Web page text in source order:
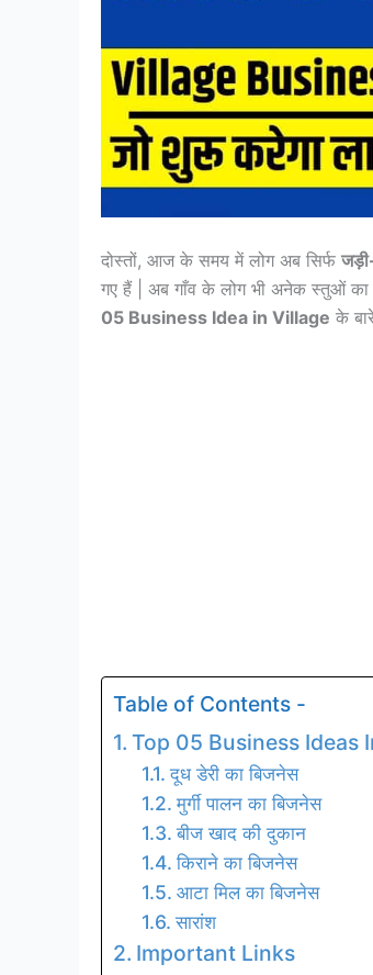
दोस्तों, आज के समय में लोग अब सिर्फ
गए हैं | अब गाँव के लोग भी अनेक स्तुओं
05 Business Idea in Village के
Table of Contents -
Top 05 Business Ideas
दूध डेरी का बिजनेस
मुर्गी पालन का बिजनेस
बीज खाद की दुकान
किराने का बिजनेस
आटा मिल का बिजनेस
सारांश
Important Links